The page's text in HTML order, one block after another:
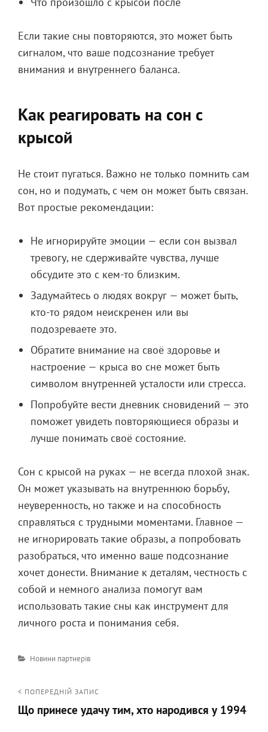
Если такие сны повторяются, это может быть
сигналом, что ваше подсознание требует
внимания и внутреннего баланса.
Как реагировать на сон с
крысой
Не стоит пугаться. Важно не только помнить сам
сон, но и подумать, с чем он может быть связан.
Вот простые рекомендации:
Не игнорируйте эмоции — если сон вызвал
тревогу, не сдерживайте чувства, лучше
обсудите это с кем-то близким.
Задумайтесь о людях вокруг — может быть,
кто-то рядом неискренен или вы
подозреваете это.
Обратите внимание на своё здоровье и
настроение — крыса во сне может быть
символом внутренней усталости или стресса.
Попробуйте вести дневник сновидений — это
поможет увидеть повторяющиеся образы и
лучше понимать своё состояние.
Сон с крысой на руках — не всегда плохой знак.
Он может указывать на внутреннюю борьбу,
неуверенность, но также и на способность
справляться с трудными моментами. Главное —
не игнорировать такие образы, а попробовать
разобраться, что именно ваше подсознание
хочет донести. Внимание к деталям, честность с
собой и немного анализа помогут вам
использовать такие сны как инструмент для
личного роста и понимания себя.
Категорії
Новини партнерів
Навігація
записів
< ПОПЕРЕДНІЙ ЗАПИС
Що принесе удачу тим, хто народився у 1994